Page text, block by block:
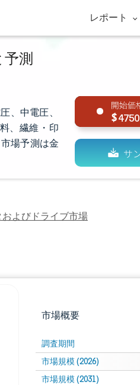
レポート
予測
、中電圧、
、繊維・印
場予測は金
4750
よびドライブ市場
市場概要
調査期間
市場規模 (2026)
市場規模 (2031)